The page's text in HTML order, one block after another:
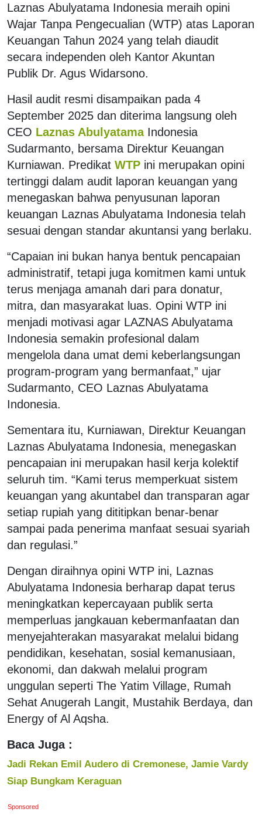
Laznas Abulyatama Indonesia meraih opini
Wajar Tanpa Pengecualian (WTP) atas Laporan
Keuangan Tahun 2024 yang telah diaudit
secara independen oleh Kantor Akuntan
Publik Dr. Agus Widarsono.
Hasil audit resmi disampaikan pada 4
September 2025 dan diterima langsung oleh
CEO Laznas Abulyatama Indonesia
Sudarmanto, bersama Direktur Keuangan
Kurniawan. Predikat WTP ini merupakan opini
tertinggi dalam audit laporan keuangan yang
menegaskan bahwa penyusunan laporan
keuangan Laznas Abulyatama Indonesia telah
sesuai dengan standar akuntansi yang berlaku.
“Capaian ini bukan hanya bentuk pencapaian
administratif, tetapi juga komitmen kami untuk
terus menjaga amanah dari para donatur,
mitra, dan masyarakat luas. Opini WTP ini
menjadi motivasi agar LAZNAS Abulyatama
Indonesia semakin profesional dalam
mengelola dana umat demi keberlangsungan
program-program yang bermanfaat,” ujar
Sudarmanto, CEO Laznas Abulyatama
Indonesia.
Sementara itu, Kurniawan, Direktur Keuangan
Laznas Abulyatama Indonesia, menegaskan
pencapaian ini merupakan hasil kerja kolektif
seluruh tim. “Kami terus memperkuat sistem
keuangan yang akuntabel dan transparan agar
setiap rupiah yang dititipkan benar-benar
sampai pada penerima manfaat sesuai syariah
dan regulasi.”
Dengan diraihnya opini WTP ini, Laznas
Abulyatama Indonesia berharap dapat terus
meningkatkan kepercayaan publik serta
memperluas jangkauan kebermanfaatan dan
menyejahterakan masyarakat melalui bidang
pendidikan, kesehatan, sosial kemanusiaan,
ekonomi, dan dakwah melalui program
unggulan seperti The Yatim Village, Rumah
Sehat Anugerah Langit, Mustahik Berdaya, dan
Energy of Al Aqsha.
Baca Juga :
Jadi Rekan Emil Audero di Cremonese, Jamie Vardy
Siap Bungkam Keraguan
Sponsored